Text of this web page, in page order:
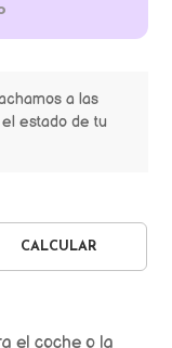
a las
estado de tu
CALCULAR
el coche o la